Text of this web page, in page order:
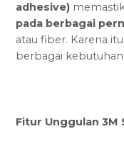
adhesive)
pada berbagai
atau fiber. Karena
berbagai
Fitur Unggulan 3M